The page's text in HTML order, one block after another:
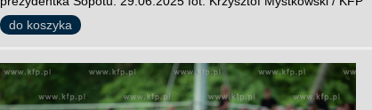
do koszyka